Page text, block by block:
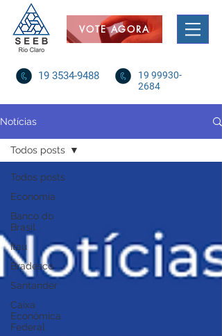
VOTE AGORA
19 3534-9488
19 99930-
2684
Notícias
Todos posts
Economia
Banco do
Brasil
Itaú
Bradesco
Santander
Caixa
Econômica
Federal
Todos posts